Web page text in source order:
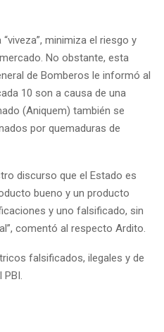
minimiza el riesgo y
No obstante, esta
de Bomberos le informó al
10 son a causa de una
(Aniquem) también se
por quemaduras de
discurso que el Estado es
bueno y un producto
y uno falsificado, sin
comentó al respecto Ardito.
falsificados, ilegales y de
PBI.